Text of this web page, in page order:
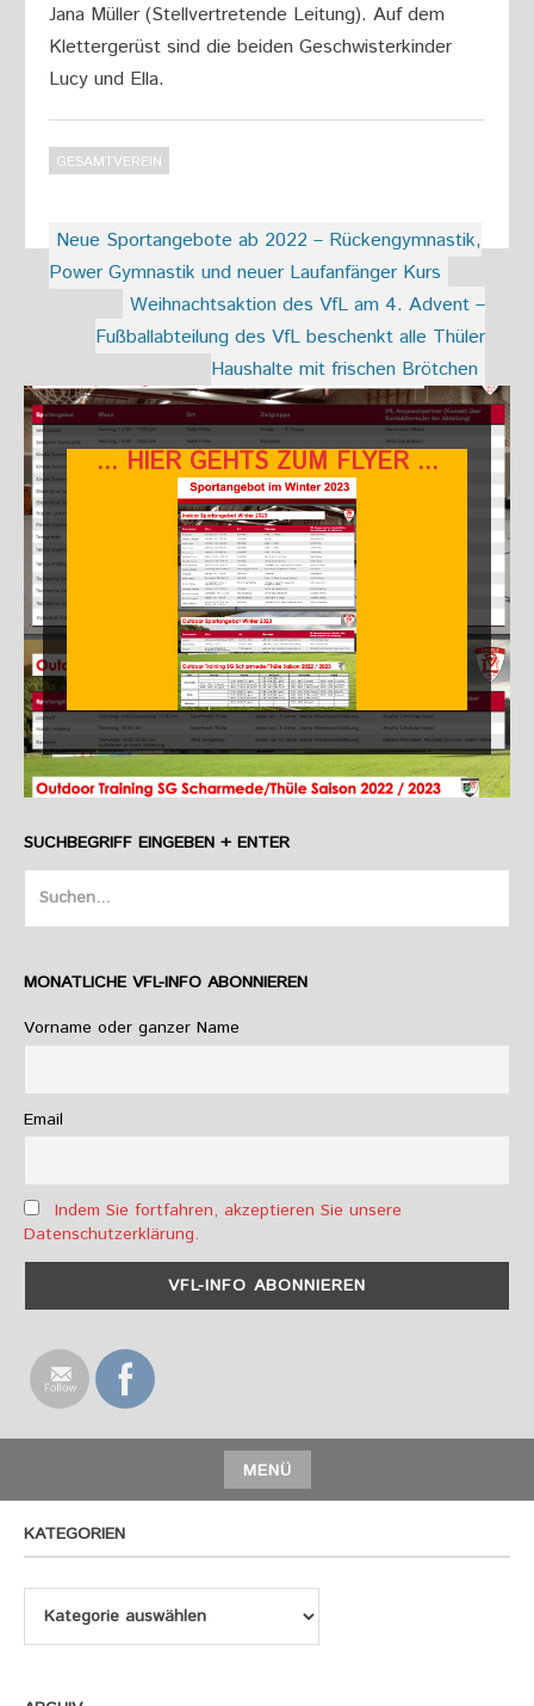
Jana Müller (Stellvertretende Leitung). Auf dem
Klettergerüst sind die beiden Geschwisterkinder
Lucy und Ella.
GESAMTVEREIN
Beitragsnavigation
Neue Sportangebote ab 2022 – Rückengymnastik,
Power Gymnastik und neuer Laufanfänger Kurs
Weihnachtsaktion des VfL am 4. Advent –
Fußballabteilung des VfL beschenkt alle Thüler
Haushalte mit frischen Brötchen
... HIER GEHTS ZUM FLYER ...
SUCHBEGRIFF EINGEBEN + ENTER
Suche
MONATLICHE VFL-INFO ABONNIEREN
Vorname oder ganzer Name
Email
Indem Sie fortfahren, akzeptieren Sie unsere
Datenschutzerklärung.
MENÜ
KATEGORIEN
Kategorien